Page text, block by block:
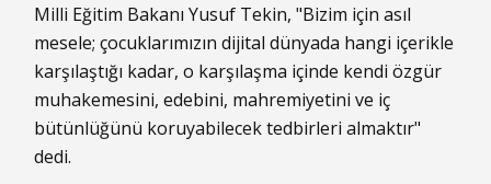
Milli Eğitim Bakanı Yusuf Tekin, "Bizim için asıl
mesele; çocuklarımızın dijital dünyada hangi içerikle
karşılaştığı kadar, o karşılaşma içinde kendi özgür
muhakemesini, edebini, mahremiyetini ve iç
bütünlüğünü koruyabilecek tedbirleri almaktır"
dedi.